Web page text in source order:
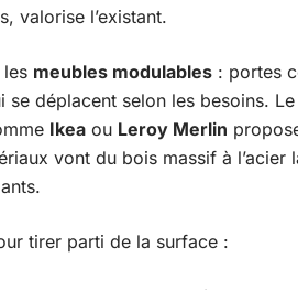
valorise l’existant.
les meubles modulables : portes
déplacent selon les besoins. Le
Ikea ou Leroy Merlin
vont du bois massif à l’acier
tirer parti de la surface :